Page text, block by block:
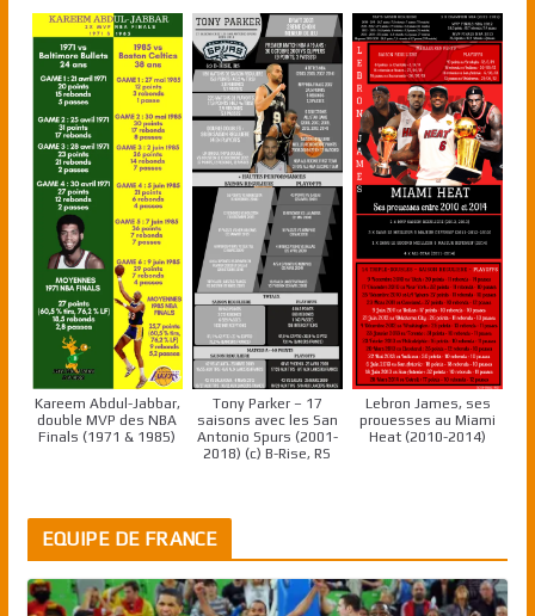
Kareem Abdul-Jabbar,
double MVP des NBA
Finals (1971 & 1985)
Tony Parker – 17
saisons avec les San
Antonio Spurs (2001-
2018) (c) B-Rise, RS
Lebron James, ses
prouesses au Miami
Heat (2010-2014)
EQUIPE DE FRANCE